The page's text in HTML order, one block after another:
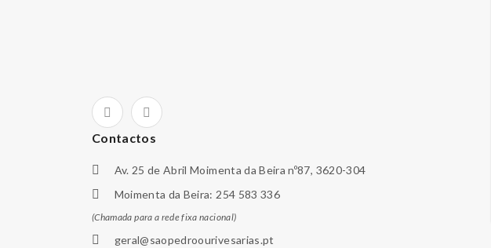
Contactos
Av. 25 de Abril Moimenta da Beira nº87, 3620-304
Moimenta da Beira: 254 583 336
(Chamada para a rede fixa nacional)
geral@saopedroourivesarias.pt